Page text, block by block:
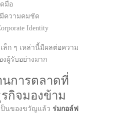
มือ
ความคมชัด
Identity
ล็ก ๆ เหล่านี้มีผลต่อความ
ผู้รับอย่างมาก
การตลาดที่
กิจมองข้าม
ป็นของขวัญแล้ว ร่มกอล์ฟ